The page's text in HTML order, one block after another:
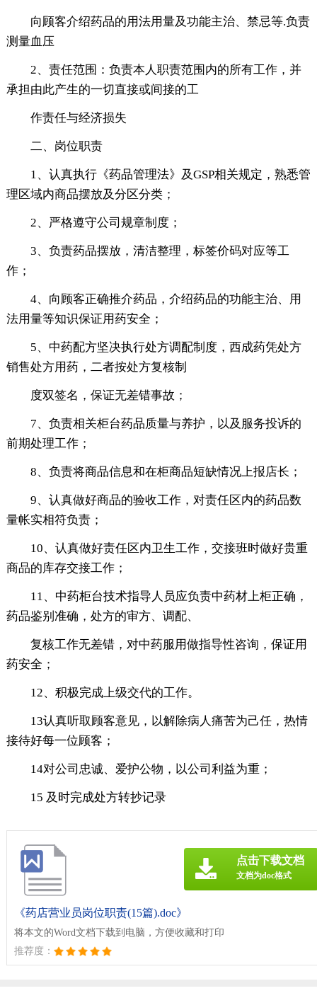
向顾客介绍药品的用法用量及功能主治、禁忌等.负责
测量血压
2、责任范围：负责本人职责范围内的所有工作，并
承担由此产生的一切直接或间接的工
作责任与经济损失
二、岗位职责
1、认真执行《药品管理法》及GSP相关规定，熟悉管
理区域内商品摆放及分区分类；
2、严格遵守公司规章制度；
3、负责药品摆放，清洁整理，标签价码对应等工
作；
4、向顾客正确推介药品，介绍药品的功能主治、用
法用量等知识保证用药安全；
5、中药配方坚决执行处方调配制度，西成药凭处方
销售处方用药，二者按处方复核制
度双签名，保证无差错事故；
7、负责相关柜台药品质量与养护，以及服务投诉的
前期处理工作；
8、负责将商品信息和在柜商品短缺情况上报店长；
9、认真做好商品的验收工作，对责任区内的药品数
量帐实相符负责；
10、认真做好责任区内卫生工作，交接班时做好贵重
商品的库存交接工作；
11、中药柜台技术指导人员应负责中药材上柜正确，
药品鉴别准确，处方的审方、调配、
复核工作无差错，对中药服用做指导性咨询，保证用
药安全；
12、积极完成上级交代的工作。
13认真听取顾客意见，以解除病人痛苦为己任，热情
接待好每一位顾客；
14对公司忠诚、爱护公物，以公司利益为重；
15 及时完成处方转抄记录
《药店营业员岗位职责(15篇).doc》
将本文的Word文档下载到电脑，方便收藏和打印
推荐度：
点击下载文档
文档为doc格式